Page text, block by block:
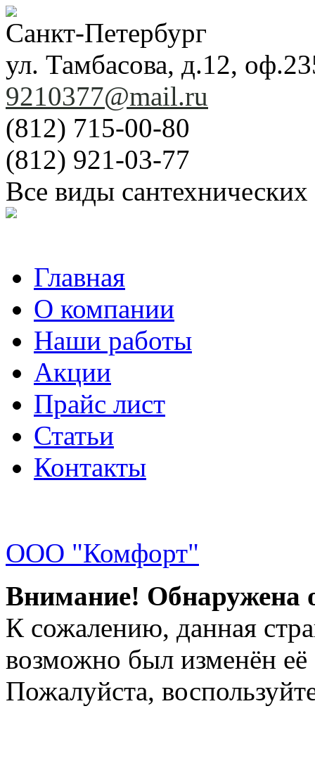
Санкт-Петербург
ул. Тамбасова, д.12,
9210377@mail.ru
(812) 715-00-80
(812) 921-03-77
Все виды
Главная
О компании
Наши работы
Акции
Прайс лист
Статьи
Контакты
ООО "Комфорт"
Внимание! Обнаружена
К сожалению, данная
возможно был изменён её
Пожалуйста,